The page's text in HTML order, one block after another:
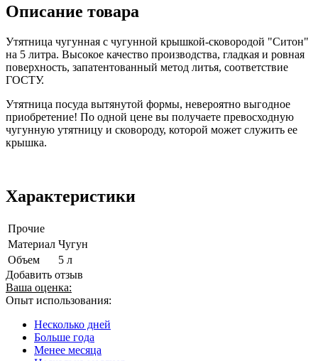
Описание товара
Утятница чугунная с чугунной крышкой-сковородой "Ситон"
на 5 литра. Высокое качество производства, гладкая и ровная
поверхность, запатентованный метод литья, соответствие
ГОСТУ.
Утятница посуда вытянутой формы, невероятно выгодное
приобретение! По одной цене вы получаете превосходную
чугунную утятницу и сковороду, которой может служить ее
крышка.
Характеристики
Прочие
Материал Чугун
Объем
5 л
Добавить отзыв
Ваша оценка:
Опыт использования:
Несколько дней
Больше года
Менее месяца